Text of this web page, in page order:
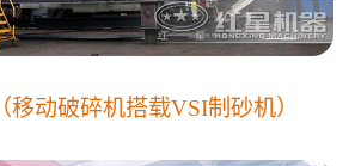
（移动破碎机搭载VSI制砂机）